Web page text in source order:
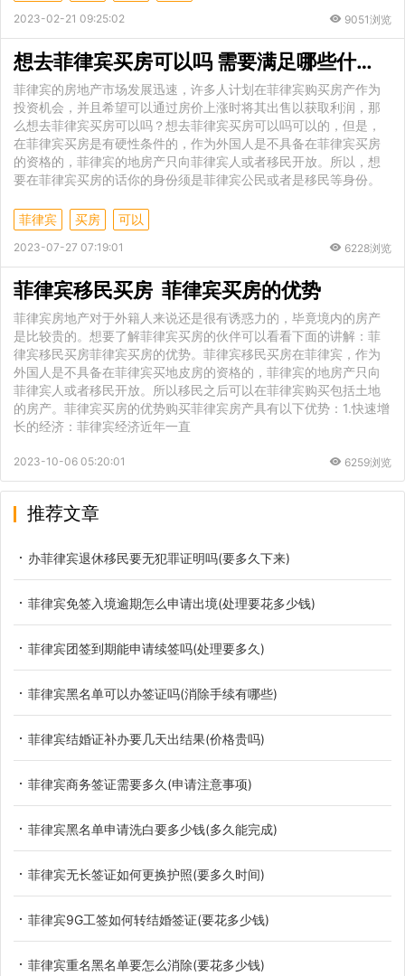
2023-02-21 09:25:02 9051浏览
想去菲律宾买房可以吗 需要满足哪些什么条件
菲律宾的房地产市场发展迅速，许多人计划在菲律宾购买房产作为
投资机会，并且希望可以通过房价上涨时将其出售以获取利润，那
么想去菲律宾买房可以吗？想去菲律宾买房可以吗可以的，但是，
在菲律宾买房是有硬性条件的，作为外国人是不具备在菲律宾买房
的资格的，菲律宾的地房产只向菲律宾人或者移民开放。所以，想
要在菲律宾买房的话你的身份须是菲律宾公民或者是移民等身份。
菲律宾 买房 可以
2023-07-27 07:19:01 6228浏览
菲律宾移民买房 菲律宾买房的优势
菲律宾房地产对于外籍人来说还是很有诱惑力的，毕竟境内的房产
是比较贵的。想要了解菲律宾买房的伙伴可以看看下面的讲解：菲
律宾移民买房菲律宾买房的优势。菲律宾移民买房在菲律宾，作为
外国人是不具备在菲律宾买地皮房的资格的，菲律宾的地房产只向
菲律宾人或者移民开放。所以移民之后可以在菲律宾购买包括土地
的房产。菲律宾买房的优势购买菲律宾房产具有以下优势：1.快速增
长的经济：菲律宾经济近年一直
2023-10-06 05:20:01 6259浏览
推荐文章
办菲律宾退休移民要无犯罪证明吗(要多久下来)
菲律宾免签入境逾期怎么申请出境(处理要花多少钱)
菲律宾团签到期能申请续签吗(处理要多久)
菲律宾黑名单可以办签证吗(消除手续有哪些)
菲律宾结婚证补办要几天出结果(价格贵吗)
菲律宾商务签证需要多久(申请注意事项)
菲律宾黑名单申请洗白要多少钱(多久能完成)
菲律宾无长签证如何更换护照(要多久时间)
菲律宾9G工签如何转结婚签证(要花多少钱)
菲律宾重名黑名单要怎么消除(要花多少钱)